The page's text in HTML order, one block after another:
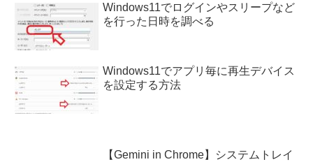
Windows11でログインやスリープなど
を行った日時を調べる
Windows11でアプリ毎に再生デバイス
を設定する方法
【Gemini in Chrome】システムトレイ